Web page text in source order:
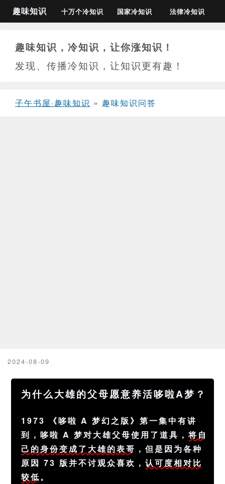
趣味知识 十万个冷知识 国家冷知识 法律冷知识
趣味知识，冷知识，让你涨知识！
发现、传播冷知识，让知识更有趣！
子午书屋·趣味知识 » 趣味知识问答
2024-08-09
为什么大雄的父母愿意养活哆啦A梦？
1973 《哆啦 A 梦幻之版》第一集中有讲
到，哆啦 A 梦对大雄父母使用了道具，将自
己的身份变成了大雄的表哥 ，但是因为各种
原因 73 版并不讨观众喜欢，认可度相对比
较低。